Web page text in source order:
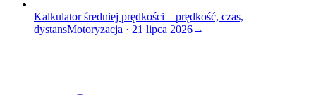
Kalkulator średniej prędkości – prędkość, czas,
dystansMotoryzacja · 21 lipca 2026→